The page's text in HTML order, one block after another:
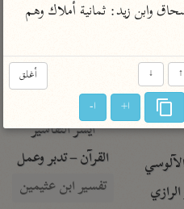
للشوكاني
جزي
معاصرة
المختصر في
تفسير السعدي
أيسر التفاسير
القرآن – تدبر وعمل
تفسير ابن عثيمين
أغلق ↑
↓
ا+ ا-